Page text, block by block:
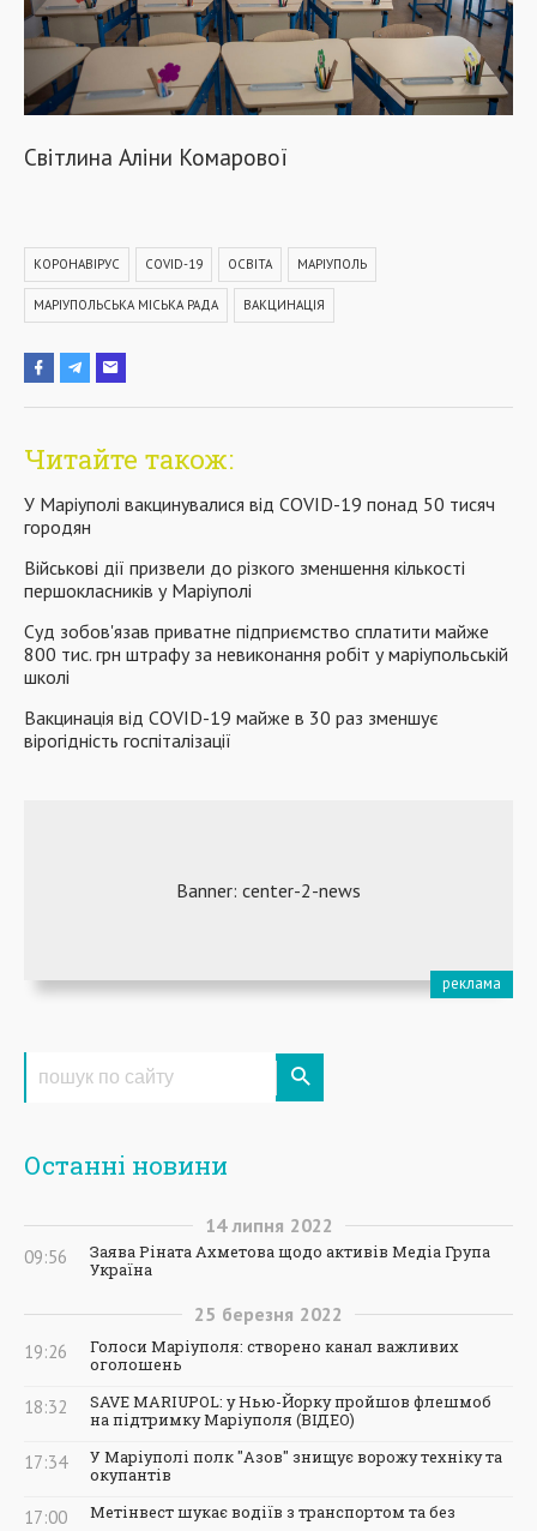
Світлина Аліни Комарової
КОРОНАВІРУС COVID-19 ОСВІТА МАРІУПОЛЬ
МАРІУПОЛЬСЬКА МІСЬКА РАДА ВАКЦИНАЦІЯ
Читайте також:
У Маріуполі вакцинувалися від COVID-19 понад 50 тисяч
городян
Військові дії призвели до різкого зменшення кількості
першокласників у Маріуполі
Суд зобов'язав приватне підприємство сплатити майже
800 тис. грн штрафу за невиконання робіт у маріупольській
школі
Вакцинація від COVID-19 майже в 30 раз зменшує
вірогідність госпіталізації
Останні новини
14 липня 2022
09:56
Заява Ріната Ахметова щодо активів Медіа Група
Україна
25 березня 2022
19:26
Голоси Маріуполя: створено канал важливих
оголошень
18:32
SAVE MARIUPOL: у Нью-Йорку пройшов флешмоб
на підтримку Маріуполя (ВІДЕО)
17:34
У Маріуполі полк "Азов" знищує ворожу техніку та
окупантів
17:00 Метінвест шукає водіїв з транспортом та без